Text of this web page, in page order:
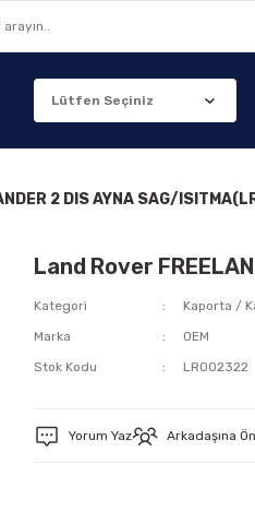
2 DIS AYNA SAG/
Land Rover
Kategori
Kaporta /
Marka
OEM
Stok Kodu
LR002322
Yorum Yaz Arkadaşına